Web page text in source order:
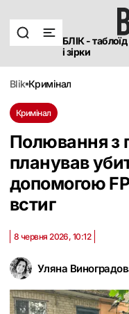
БЛІК -
і зірки
blik кримінал
Кримінал
Полювання з
планував
допомогою
встиг
Уляна
8 червня 2026, 10:12